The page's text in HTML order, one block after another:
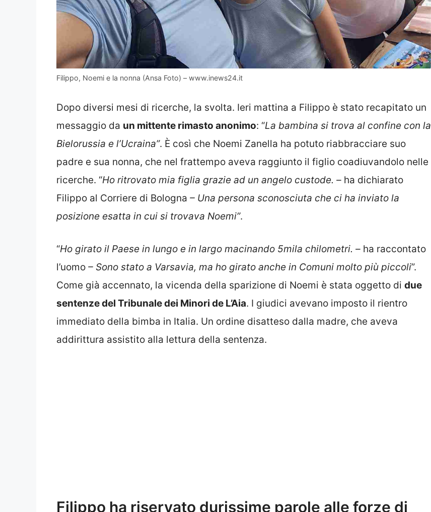
Filippo, Noemi e la nonna (Ansa Foto) – www.inews24.it
Dopo diversi mesi di ricerche, la svolta. Ieri mattina a Filippo è stato recapitato un
messaggio da un mittente rimasto anonimo: “La bambina si trova al confine con la
Bielorussia e l’Ucraina”. È così che Noemi Zanella ha potuto riabbracciare suo
padre e sua nonna, che nel frattempo aveva raggiunto il figlio coadiuvandolo nelle
ricerche. “Ho ritrovato mia figlia grazie ad un angelo custode. – ha dichiarato
Filippo al Corriere di Bologna – Una persona sconosciuta che ci ha inviato la
posizione esatta in cui si trovava Noemi”.
“Ho girato il Paese in lungo e in largo macinando 5mila chilometri. – ha raccontato
l’uomo – Sono stato a Varsavia, ma ho girato anche in Comuni molto più piccoli”.
Come già accennato, la vicenda della sparizione di Noemi è stata oggetto di due
sentenze del Tribunale dei Minori de L’Aia. I giudici avevano imposto il rientro
immediato della bimba in Italia. Un ordine disatteso dalla madre, che aveva
addirittura assistito alla lettura della sentenza.
Filippo ha riservato durissime parole alle forze di